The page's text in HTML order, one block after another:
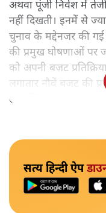
अथवा पूंजी निवेश में
नहीं दिखती। इनमें से
चुनाव के मद्देनजर की गई
की प्रमुख घोषणाओं पर
को अपनी बजट
लगातार नौवें बजट की
उपलब्धि बताने पर मजबूर
सत्य हिन्दी ऐप